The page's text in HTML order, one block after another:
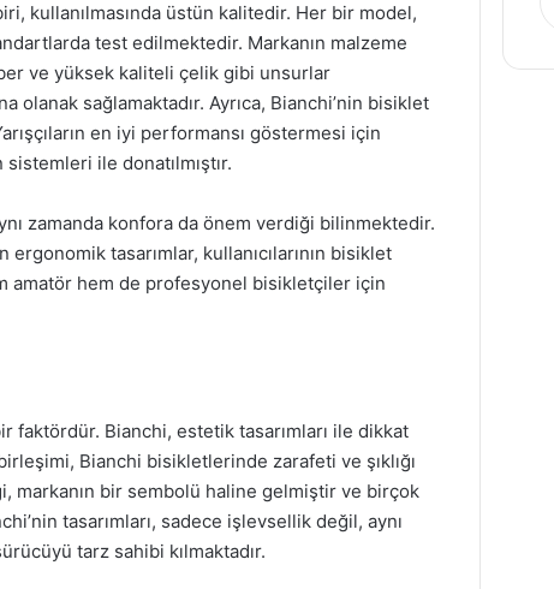
kullanılmasında üstün kalitedir. Her bir model,
test edilmektedir. Markanın malzeme
ve yüksek kaliteli çelik gibi unsurlar
olanak sağlamaktadır. Ayrıca, Bianchi’nin bisiklet
en iyi performansı göstermesi için
ile donatılmıştır.
zamanda konfora da önem verdiği bilinmektedir.
tasarımlar, kullanıcılarının bisiklet
amatör hem de profesyonel bisikletçiler için
Bianchi, estetik tasarımları ile dikkat
Bianchi bisikletlerinde zarafeti ve şıklığı
markanın bir sembolü haline gelmiştir ve birçok
tasarımları, sadece işlevsellik değil, aynı
tarz sahibi kılmaktadır.